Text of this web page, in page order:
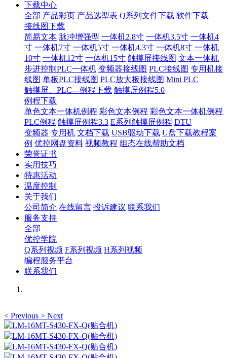
下载中心
全部 产品彩页 产品选型表 Q系列文件下载 软件下载
接线图下载
简易文本 脉冲增强型 一体机2.8寸 一体机3.5寸 一体机4
寸 一体机7寸 一体机5寸 一体机4.3寸 一体机8寸 一体机
10寸 一体机12寸 一体机15寸 触摸屏接线图 文本一体机
步进控制PLC一体机 变频器接线图 PLC接线图 专用机接
线图 单板PLC接线图 PLC放大板接线图 Mini PLC
触摸屏、PLC---例程下载 触摸屏例程5.0
例程下载
单色文本一体机例程 彩色文本例程 彩色文本一体机例程
PLC例程 触摸屏例程3.3 E系列触摸屏例程 DTU
变频器 专用机 文档下载 USB驱动下载 U盘下载教程案
例 优控网盘资料 视频教程 组态在线帮助文档
荣誉证书
实用技巧
特惠活动
温度控制
关于我们
公司简介 在线留言 投诉建议 联系我们
服务支持
全部
优控学院
Q系列视频 F系列视频 H系列视频
编程服务平台
联系我们
< Previous > Next